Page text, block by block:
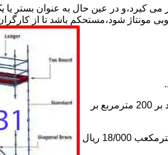
در عین حال به عنوان بستر یا
مونتاژ شود،مستحکم باشد تا از
2-اجاره داربست یک ماه های زیر دویست مترمربع و یا کمتر از یک ماه مقطوع 6/500/000 ریال و مازاد بر 200 مترمربع بر
3-اجاره داربست یک ماه کلراژ ساده بدون سقف تا 200 مترمکعب 5/500/000 ریال و مازاد بر آن هر مترمکعب 18/000 ریال